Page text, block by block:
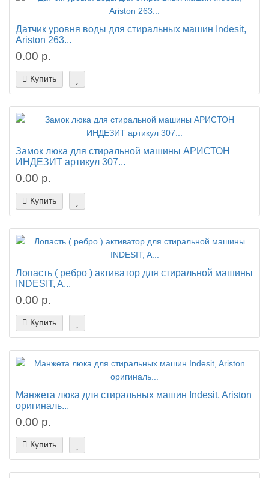
Датчик уровня воды для стиральных машин Indesit,
Ariston 263...
0.00 р.
Купить
Замок люка для стиральной машины АРИСТОН
ИНДЕЗИТ артикул 307...
0.00 р.
Купить
Лопасть ( ребро ) активатор для стиральной машины
INDESIT, A...
0.00 р.
Купить
Манжета люка для стиральных машин Indesit, Ariston
оригиналь...
0.00 р.
Купить